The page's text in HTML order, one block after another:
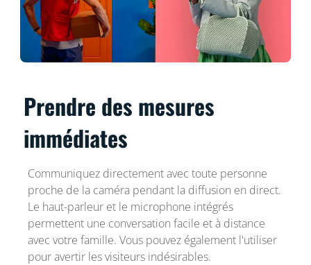
Prendre des mesures
immédiates
Communiquez directement avec toute personne
proche de la caméra pendant la diffusion en direct.
Le haut-parleur et le microphone intégrés
permettent une conversation facile et à distance
avec votre famille. Vous pouvez également l'utiliser
pour avertir les visiteurs indésirables.